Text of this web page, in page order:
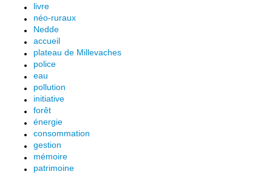
livre
néo-ruraux
Nedde
accueil
plateau de Millevaches
police
eau
pollution
initiative
forêt
énergie
consommation
gestion
mémoire
patrimoine